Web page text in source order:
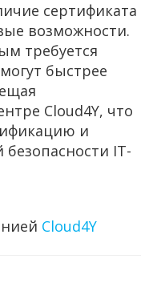
сертификата
возможности.
требуется
быстрее
Cloud4Y, что
и
IT-
Cloud4Y